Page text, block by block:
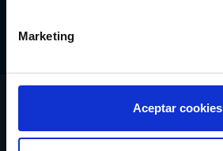
Marketing
Aceptar cookies
SERVICIOS